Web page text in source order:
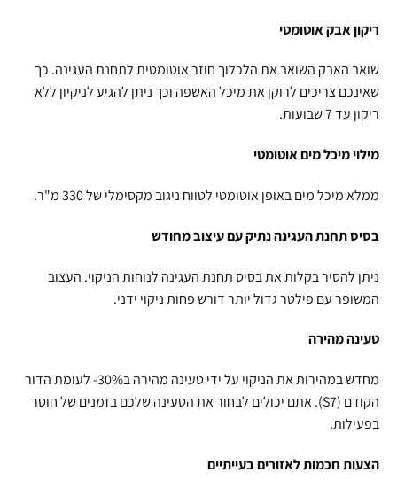
ריקון אבק אוטומטי
שואב האבק השואב את הלכלוך חוזר אוטומטית לתחנת העגינה. כך
שאינכם צריכים לרוקן את מיכל האשפה וכך ניתן להגיע לניקיון ללא
ריקון עד 7 שבועות.
מילוי מיכל מים אוטומטי
ממלא מיכל מים באופן אוטומטי לטווח ניגוב מקסימלי של 330 מ"ר.
בסיס תחנת העגינה נתיק עם עיצוב מחודש
ניתן להסיר בקלות את בסיס תחנת העגינה לנוחות הניקוי. העצוב
המשופר עם פילטר גדול יותר דורש פחות ניקוי ידני.
טעינה מהירה
מחדש במהירות את הניקוי על ידי טעינה מהירה ב30%- לעומת הדור
הקודם (S7). אתם יכולים לבחור את הטעינה שלכם בזמנים של חוסר
בפעילות.
הצעות חכמות לאזורים בעייתיים